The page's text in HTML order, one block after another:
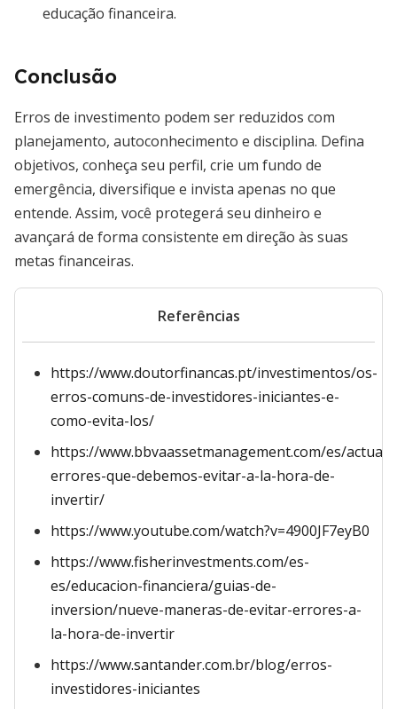
educação financeira.
Conclusão
Erros de investimento podem ser reduzidos com
planejamento, autoconhecimento e disciplina. Defina
objetivos, conheça seu perfil, crie um fundo de
emergência, diversifique e invista apenas no que
entende. Assim, você protegerá seu dinheiro e
avançará de forma consistente em direção às suas
metas financeiras.
Referências
https://www.doutorfinancas.pt/investimentos/os-
erros-comuns-de-investidores-iniciantes-e-
como-evita-los/
https://www.bbvaassetmanagement.com/es/
errores-que-debemos-evitar-a-la-hora-de-
invertir/
https://www.youtube.com/watch?v=4900JF7eyB0
https://www.fisherinvestments.com/es-
es/educacion-financiera/guias-de-
inversion/nueve-maneras-de-evitar-errores-a-
la-hora-de-invertir
https://www.santander.com.br/blog/erros-
investidores-iniciantes